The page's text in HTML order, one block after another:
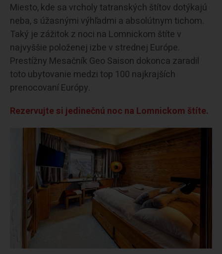
Miesto, kde sa vrcholy tatranských štítov dotýkajú
neba, s úžasnými výhľadmi a absolútnym tichom.
Taký je zážitok z noci na Lomnickom štíte v
najvyššie položenej izbe v strednej Európe.
Prestížny Mesačník Geo Saison dokonca zaradil
toto ubytovanie medzi top 100 najkrajších
prenocovaní Európy.
Rezervujte si jedinečnú noc na Lomnickom štíte.